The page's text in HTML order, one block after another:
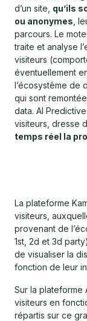
d’un site, qu’ils
ou anonymes ,
parcours. Le
traite et analyse
visiteurs
éventuellement
l’écosystème de
qui sont
data. AI
visiteurs, dresse
temps réel la
La plateforme
visiteurs,
provenant de
1st, 2d et 3d
de visualiser la
fonction de leur
Sur la plateforme
visiteurs en
répartis sur ce